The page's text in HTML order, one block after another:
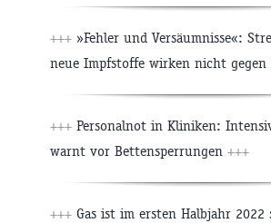
+++ »Fehler und Versäumnisse«:
neue Impfstoffe wirken nicht gegen
+++ Personalnot in Kliniken:
warnt vor Bettensperrungen +++
+++ Gas ist im ersten Halbjahr 2022